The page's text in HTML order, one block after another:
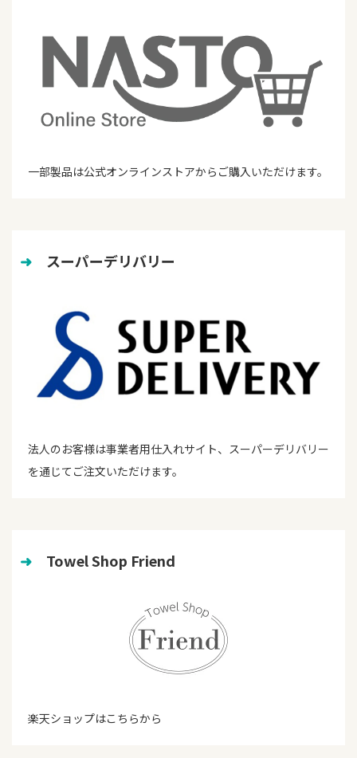
一部製品は公式オンラインストアからご購入いただけます。
➜ スーパーデリバリー
法人のお客様は事業者用仕入れサイト、スーパーデリバリー
を通じてご注文いただけます。
➜ Towel Shop Friend
楽天ショップはこちらから